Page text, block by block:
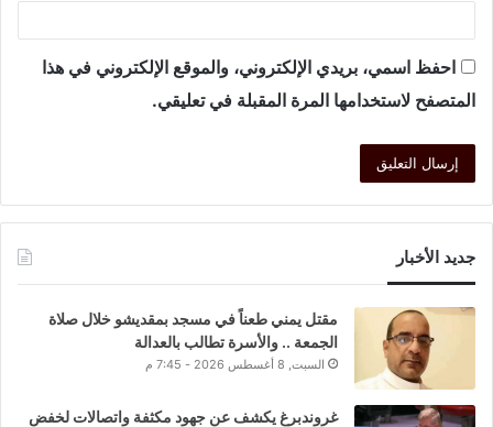
احفظ اسمي، بريدي الإلكتروني، والموقع الإلكتروني في هذا
المتصفح لاستخدامها المرة المقبلة في تعليقي.
جديد الأخبار
مقتل يمني طعناً في مسجد بمقديشو خلال صلاة
الجمعة .. والأسرة تطالب بالعدالة
السبت, 8 أغسطس 2026 - 7:45 م
غروندبرغ يكشف عن جهود مكثفة واتصالات لخفض